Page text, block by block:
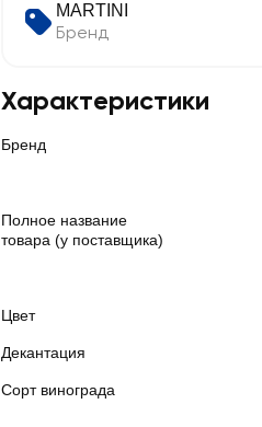
MARTINI
Бренд
Характеристики
Бренд
Полное название
товара (у поставщика)
Цвет
Декантация
Сорт винограда